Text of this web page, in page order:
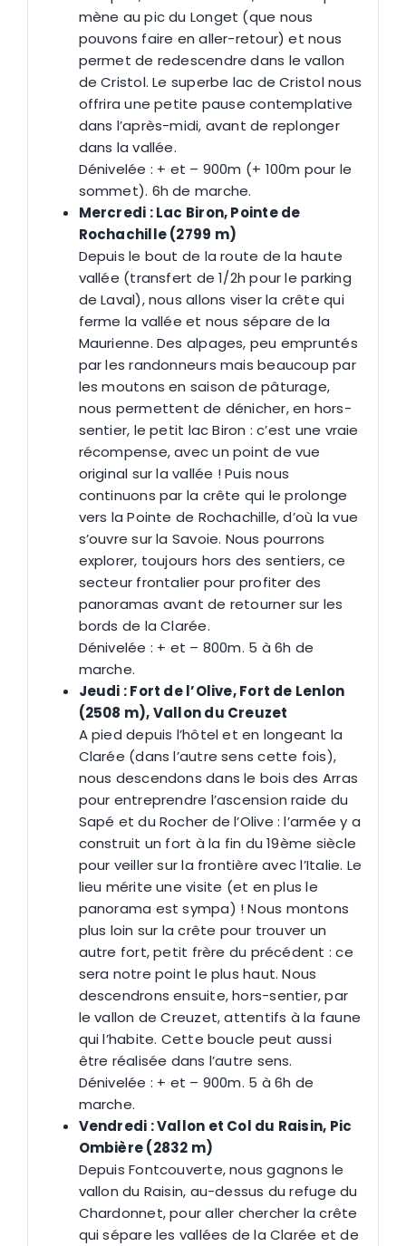
mène au pic du Longet (que nous
pouvons faire en aller-retour) et nous
permet de redescendre dans le vallon
de Cristol. Le superbe lac de Cristol nous
offrira une petite pause contemplative
dans l’après-midi, avant de replonger
dans la vallée.
Dénivelée : + et – 900m (+ 100m pour le
sommet). 6h de marche.
Mercredi : Lac Biron, Pointe de
Rochachille (2799 m)
Depuis le bout de la route de la haute
vallée (transfert de 1/2h pour le parking
de Laval), nous allons viser la crête qui
ferme la vallée et nous sépare de la
Maurienne. Des alpages, peu empruntés
par les randonneurs mais beaucoup par
les moutons en saison de pâturage,
nous permettent de dénicher, en hors-
sentier, le petit lac Biron : c’est une vraie
récompense, avec un point de vue
original sur la vallée ! Puis nous
continuons par la crête qui le prolonge
vers la Pointe de Rochachille, d’où la vue
s’ouvre sur la Savoie. Nous pourrons
explorer, toujours hors des sentiers, ce
secteur frontalier pour profiter des
panoramas avant de retourner sur les
bords de la Clarée.
Dénivelée : + et – 800m. 5 à 6h de
marche.
Jeudi : Fort de l’Olive, Fort de Lenlon
(2508 m), Vallon du Creuzet
A pied depuis l’hôtel et en longeant la
Clarée (dans l’autre sens cette fois),
nous descendons dans le bois des Arras
pour entreprendre l’ascension raide du
Sapé et du Rocher de l’Olive : l’armée y a
construit un fort à la fin du 19ème siècle
pour veiller sur la frontière avec l’Italie. Le
lieu mérite une visite (et en plus le
panorama est sympa) ! Nous montons
plus loin sur la crête pour trouver un
autre fort, petit frère du précédent : ce
sera notre point le plus haut. Nous
descendrons ensuite, hors-sentier, par
le vallon de Creuzet, attentifs à la faune
qui l’habite. Cette boucle peut aussi
être réalisée dans l’autre sens.
Dénivelée : + et – 900m. 5 à 6h de
marche.
Vendredi : Vallon et Col du Raisin, Pic
Ombière (2832 m)
Depuis Fontcouverte, nous gagnons le
vallon du Raisin, au-dessus du refuge du
Chardonnet, pour aller chercher la crête
qui sépare les vallées de la Clarée et de